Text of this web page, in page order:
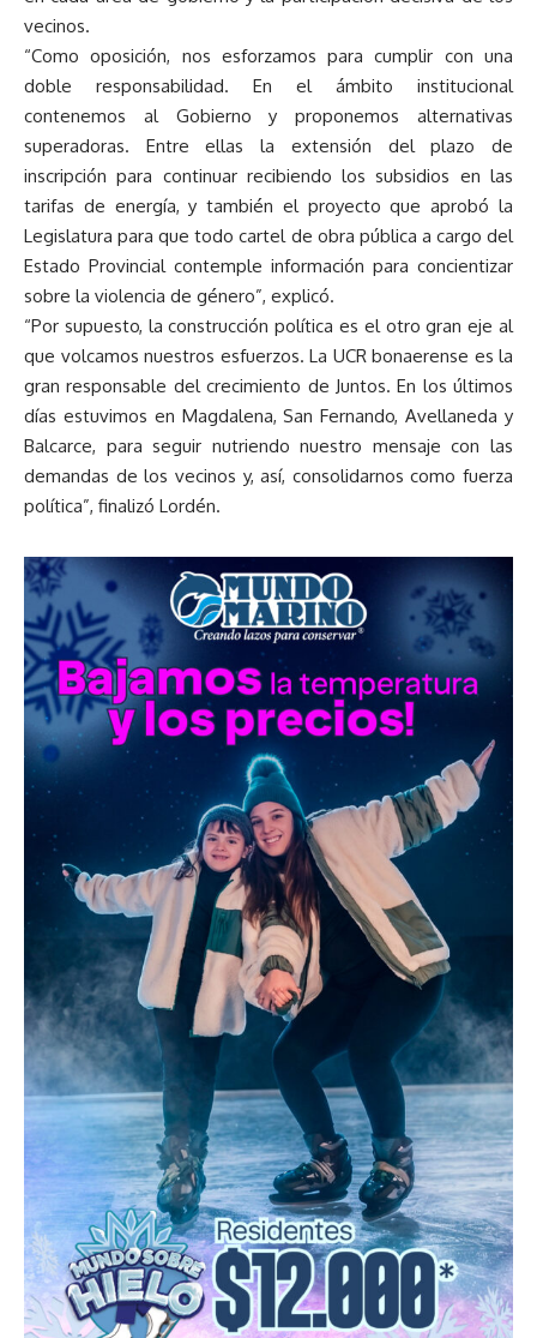
vecinos.
“Como oposición, nos esforzamos para cumplir con una
doble responsabilidad. En el ámbito institucional
contenemos al Gobierno y proponemos alternativas
superadoras. Entre ellas la extensión del plazo de
inscripción para continuar recibiendo los subsidios en las
tarifas de energía, y también el proyecto que aprobó la
Legislatura para que todo cartel de obra pública a cargo del
Estado Provincial contemple información para concientizar
sobre la violencia de género”, explicó.
“Por supuesto, la construcción política es el otro gran eje al
que volcamos nuestros esfuerzos. La UCR bonaerense es la
gran responsable del crecimiento de Juntos. En los últimos
días estuvimos en Magdalena, San Fernando, Avellaneda y
Balcarce, para seguir nutriendo nuestro mensaje con las
demandas de los vecinos y, así, consolidarnos como fuerza
política”, finalizó Lordén.